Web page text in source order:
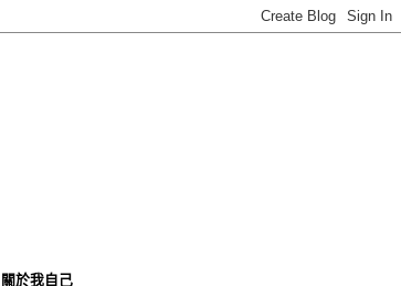
關於我自己